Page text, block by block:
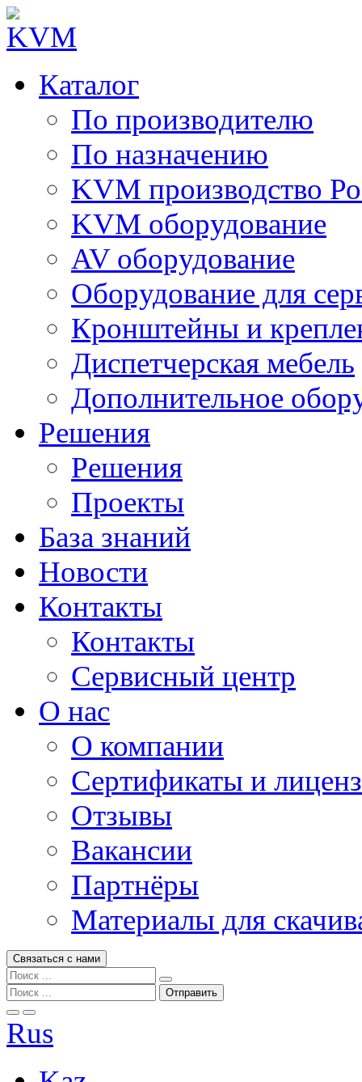
Каталог
По производителю
По назначению
KVM производство
KVM оборудование
AV оборудование
Оборудование для
Кронштейны и
Диспетчерская мебель
Дополнительное
Решения
Решения
Проекты
База знаний
Новости
Контакты
Контакты
Сервисный центр
О нас
О компании
Сертификаты и
Отзывы
Вакансии
Партнёры
Материалы для
Связаться с нами
Rus